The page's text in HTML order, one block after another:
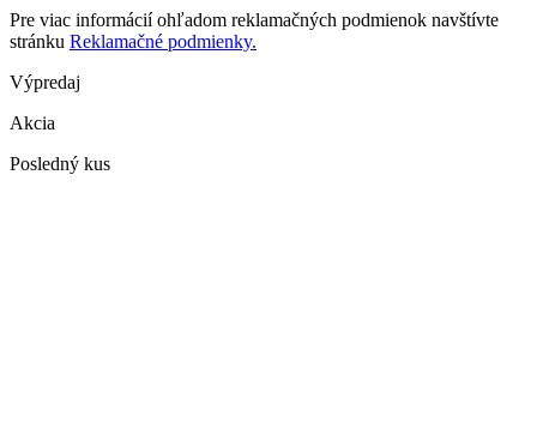
Pre viac informácií ohľadom reklamačných podmienok navštívte
stránku Reklamačné podmienky.
Výpredaj
Akcia
Posledný kus